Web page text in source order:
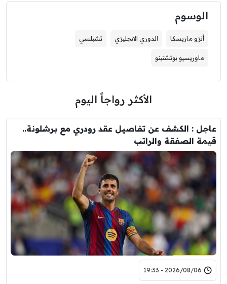
الوسوم
أنزو ماريسكا الدوري الانجليزي تشيلسي
ماوريسيو بوتشتينو
الأكثر رواجاً اليوم
عاجل : الكشف عن تفاصيل عقد رودري مع برشلونة..
قيمة الصفقة والراتب
2026/08/06 - 19:33